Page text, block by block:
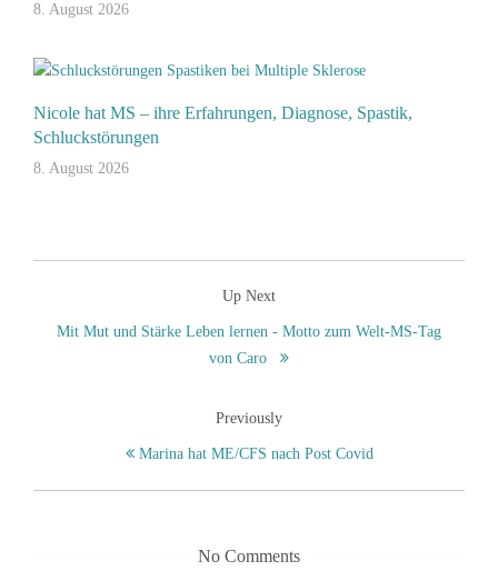
8. August 2026
Nicole hat MS – ihre Erfahrungen, Diagnose, Spastik,
Schluckstörungen
8. August 2026
Up Next
Mit Mut und Stärke Leben lernen - Motto zum Welt-MS-Tag
von Caro
Previously
Marina hat ME/CFS nach Post Covid
No Comments